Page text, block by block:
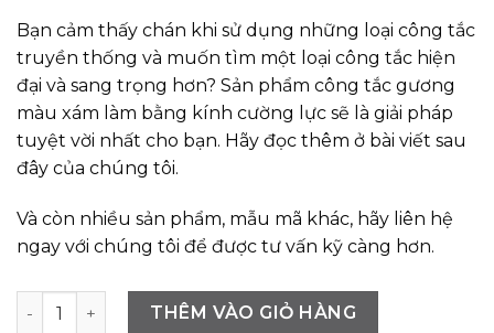
Bạn cảm thấy chán khi sử dụng những loại công tắc
truyền thống và muốn tìm một loại công tắc hiện
đại và sang trọng hơn? Sản phẩm công tắc gương
màu xám làm bằng kính cường lực sẽ là giải pháp
tuyệt vời nhất cho bạn. Hãy đọc thêm ở bài viết sau
đây của chúng tôi.
Và còn nhiều sản phẩm, mẫu mã khác, hãy liên hệ
ngay với chúng tôi để được tư vấn kỹ càng hơn.
Công tắc màu xám gương kính cường lực siêu mỏng số
THÊM VÀO GIỎ HÀNG